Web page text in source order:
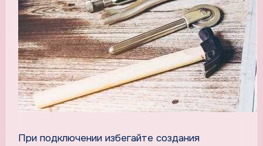
При подключении избегайте создания